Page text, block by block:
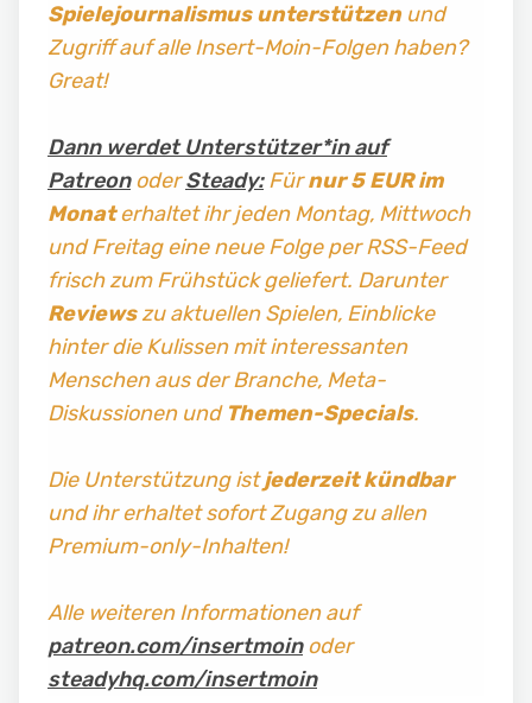
Spielejournalismus unterstützenund
Zugriff auf alle Insert-Moin-Folgen haben?
Great!
Dann werdet Unterstützer*in auf
PatreonoderSteady:Fürnur 5 EUR im
Monaterhaltet ihr jeden Montag, Mittwoch
und Freitag eine neue Folge per RSS-Feed
frisch zum Frühstück geliefert. Darunter
Reviewszu aktuellen Spielen, Einblicke
hinter die Kulissen mit interessanten
Menschen aus der Branche, Meta-
Diskussionen und Themen-Specials.
Die Unterstützung istjederzeit kündbar
und ihr erhaltet sofort Zugang zu allen
Premium-only-Inhalten!
Alle weiteren Informationen auf
patreon.com/insertmoinoder
steadyhq.com/insertmoin